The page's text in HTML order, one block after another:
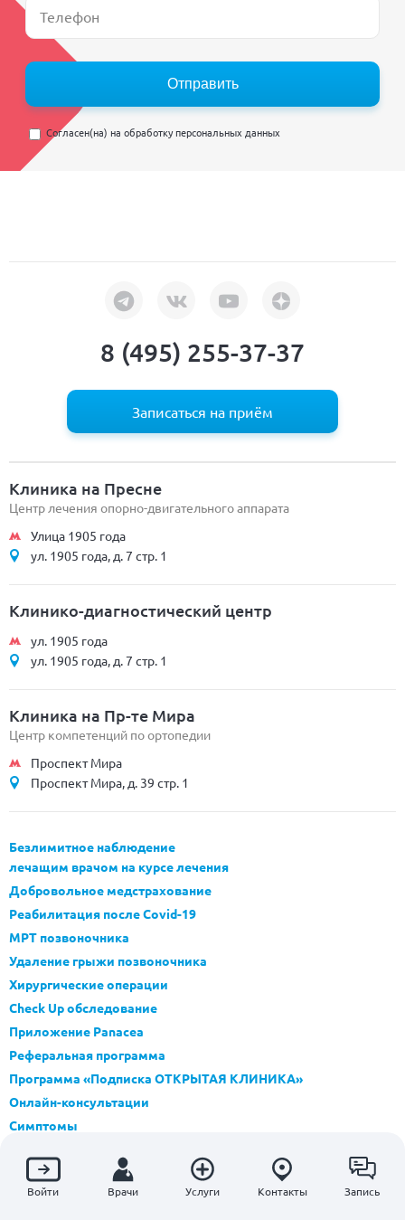
Отправить
Согласен(на) на обработку персональных данных
8 (495) 255-37-37
Записаться на приём
Клиника на Пресне
Центр лечения опорно-двигательного аппарата
Улица 1905 года
ул. 1905 года, д. 7 стр. 1
Клинико-диагностический центр
ул. 1905 года
ул. 1905 года, д. 7 стр. 1
Клиника на Пр-те Мира
Центр компетенций по ортопедии
Проспект Мира
Проспект Мира, д. 39 стр. 1
Безлимитное наблюдение
лечащим врачом на курсе лечения
Добровольное медстрахование
Реабилитация после Covid-19
МРТ позвоночника
Удаление грыжи позвоночника
Хирургические операции
Check Up обследование
Приложение Panacea
Реферальная программа
Программа «Подписка ОТКРЫТАЯ КЛИНИКА»
Онлайн-консультации
Симптомы
Блог
Контакты контролирующих органов
Войти Врачи Услуги Контакты Запись